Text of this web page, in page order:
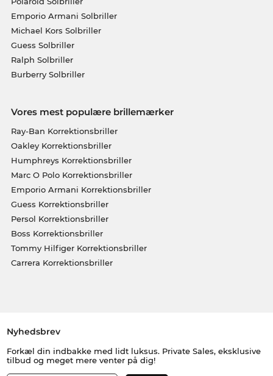
Emporio Armani Solbriller
Michael Kors Solbriller
Guess Solbriller
Ralph Solbriller
Burberry Solbriller
Vores mest populære brillemærker
Ray-Ban Korrektionsbriller
Oakley Korrektionsbriller
Humphreys Korrektionsbriller
Marc O Polo Korrektionsbriller
Emporio Armani Korrektionsbriller
Guess Korrektionsbriller
Persol Korrektionsbriller
Boss Korrektionsbriller
Tommy Hilfiger Korrektionsbriller
Carrera Korrektionsbriller
Nyhedsbrev
Forkæl din indbakke med lidt luksus. Private Sales, eksklusive
tilbud og meget mere venter på dig!